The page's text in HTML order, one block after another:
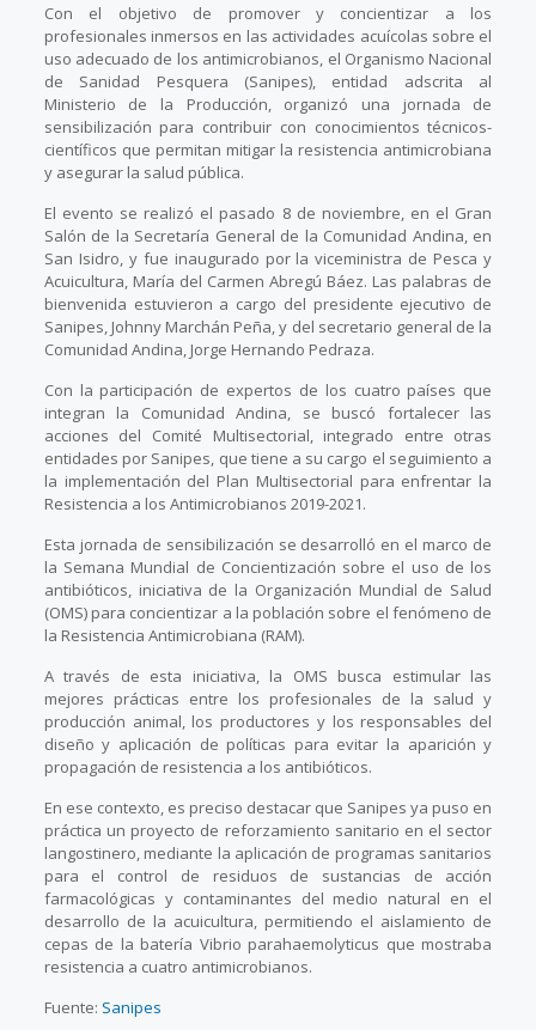
Con el objetivo de promover y concientizar a los
profesionales inmersos en las actividades acuícolas sobre el
uso adecuado de los antimicrobianos, el Organismo Nacional
de Sanidad Pesquera (Sanipes), entidad adscrita al
Ministerio de la Producción, organizó una jornada de
sensibilización para contribuir con conocimientos técnicos-
científicos que permitan mitigar la resistencia antimicrobiana
y asegurar la salud pública.
El evento se realizó el pasado 8 de noviembre, en el Gran
Salón de la Secretaría General de la Comunidad Andina, en
San Isidro, y fue inaugurado por la viceministra de Pesca y
Acuicultura, María del Carmen Abregú Báez. Las palabras de
bienvenida estuvieron a cargo del presidente ejecutivo de
Sanipes, Johnny Marchán Peña, y del secretario general de la
Comunidad Andina, Jorge Hernando Pedraza.
Con la participación de expertos de los cuatro países que
integran la Comunidad Andina, se buscó fortalecer las
acciones del Comité Multisectorial, integrado entre otras
entidades por Sanipes, que tiene a su cargo el seguimiento a
la implementación del Plan Multisectorial para enfrentar la
Resistencia a los Antimicrobianos 2019-2021.
Esta jornada de sensibilización se desarrolló en el marco de
la Semana Mundial de Concientización sobre el uso de los
antibióticos, iniciativa de la Organización Mundial de Salud
(OMS) para concientizar a la población sobre el fenómeno de
la Resistencia Antimicrobiana (RAM).
A través de esta iniciativa, la OMS busca estimular las
mejores prácticas entre los profesionales de la salud y
producción animal, los productores y los responsables del
diseño y aplicación de políticas para evitar la aparición y
propagación de resistencia a los antibióticos.
En ese contexto, es preciso destacar que Sanipes ya puso en
práctica un proyecto de reforzamiento sanitario en el sector
langostinero, mediante la aplicación de programas sanitarios
para el control de residuos de sustancias de acción
farmacológicas y contaminantes del medio natural en el
desarrollo de la acuicultura, permitiendo el aislamiento de
cepas de la batería Vibrio parahaemolyticus que mostraba
resistencia a cuatro antimicrobianos.
Fuente: Sanipes